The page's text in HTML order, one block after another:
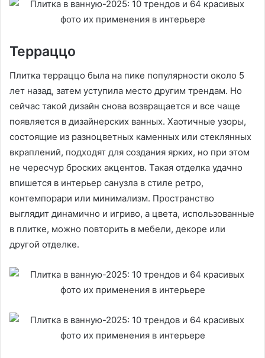
Терраццо
Плитка терраццо была на пике популярности около 5
лет назад, затем уступила место другим трендам. Но
сейчас такой дизайн снова возвращается и все чаще
появляется в дизайнерских ванных. Хаотичные узоры,
состоящие из разноцветных каменных или стеклянных
вкраплений, подходят для создания ярких, но при этом
не чересчур броских акцентов. Такая отделка удачно
впишется в интерьер санузла в стиле ретро,
контемпорари или минимализм. Пространство
выглядит динамично и игриво, а цвета, использованные
в плитке, можно повторить в мебели, декоре или
другой отделке.